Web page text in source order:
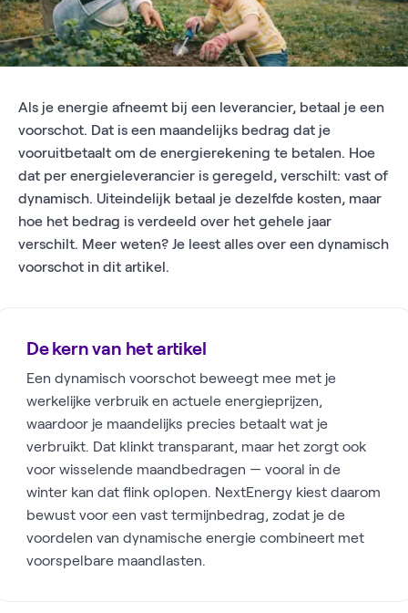
Als je energie afneemt bij een leverancier, betaal je een
voorschot. Dat is een maandelijks bedrag dat je
vooruitbetaalt om de energierekening te betalen. Hoe
dat per energieleverancier is geregeld, verschilt: vast of
dynamisch. Uiteindelijk betaal je dezelfde kosten, maar
hoe het bedrag is verdeeld over het gehele jaar
verschilt. Meer weten? Je leest alles over een dynamisch
voorschot in dit artikel.
De kern van het artikel
Een dynamisch voorschot beweegt mee met je
werkelijke verbruik en actuele energieprijzen,
waardoor je maandelijks precies betaalt wat je
verbruikt. Dat klinkt transparant, maar het zorgt ook
voor wisselende maandbedragen — vooral in de
winter kan dat flink oplopen. NextEnergy kiest daarom
bewust voor een vast termijnbedrag, zodat je de
voordelen van dynamische energie combineert met
voorspelbare maandlasten.